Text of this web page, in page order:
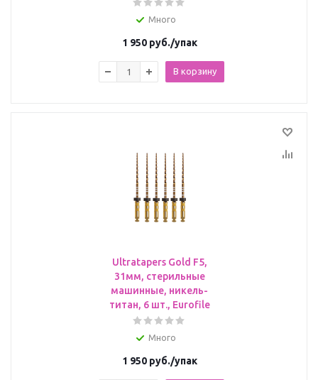
Много
1 950руб./упак
В корзину
Ultratapers Gold F5,
31мм, стерильные
машинные, никель-
титан, 6 шт., Eurofile
Много
1 950руб./упак